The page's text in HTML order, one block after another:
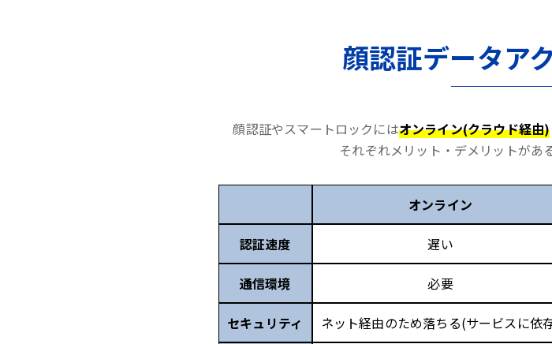
顔認証データア
顔認証やスマートロックにはオンライン(クラウド経由)
それぞれメリット・デメリットがあ
オンライン
認証速度 遅い
通信環境 必要
セキュリティ ネット経由のため落ちる(サービスに依